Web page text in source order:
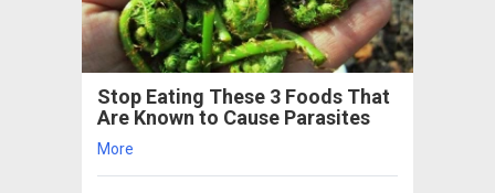
Stop Eating These 3 Foods That
Are Known to Cause Parasites
More